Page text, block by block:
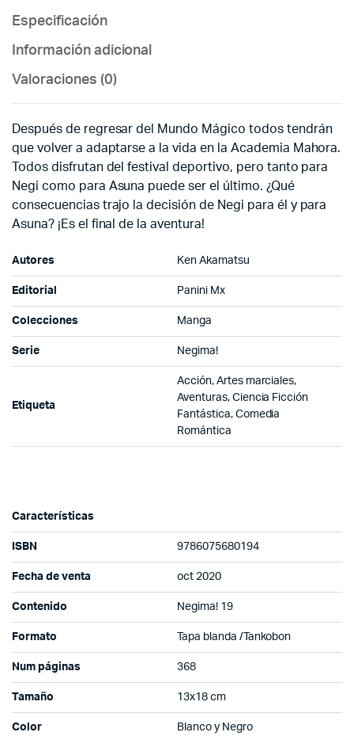
Especificación
Información adicional
Valoraciones (0)
Después de regresar del Mundo Mágico todos tendrán
que volver a adaptarse a la vida en la Academia Mahora.
Todos disfrutan del festival deportivo, pero tanto para
Negi como para Asuna puede ser el último. ¿Qué
consecuencias trajo la decisión de Negi para él y para
Asuna? ¡Es el final de la aventura!
Autores Ken Akamatsu
Editorial Panini Mx
Colecciones Manga
Serie Negima!
Etiqueta
Acción, Artes marciales,
Aventuras, Ciencia Ficción
Fantástica, Comedia
Romántica
Características
ISBN 9786075680194
Fecha de venta oct 2020
Contenido Negima! 19
Formato Tapa blanda /Tankobon
Num páginas 368
Tamaño 13x18 cm
Color Blanco y Negro